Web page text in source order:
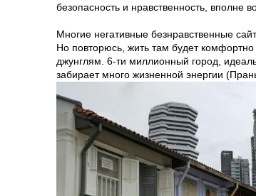
безопасность и нравственность, вполне
Многие негативные безнравственные
Но повторюсь, жить там будет
джунглям. 6-ти миллионный город,
забирает много жизненной энергии